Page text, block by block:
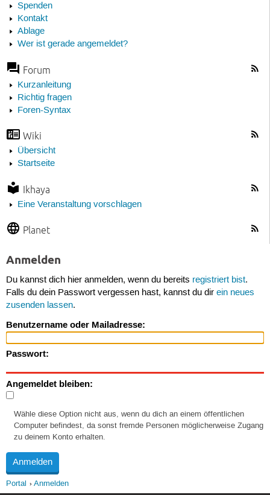
Spenden
Kontakt
Ablage
Wer ist gerade angemeldet?
Forum
Kurzanleitung
Richtig fragen
Foren-Syntax
Wiki
Übersicht
Startseite
Ikhaya
Eine Veranstaltung vorschlagen
Planet
Anmelden
Du kannst dich hier anmelden, wenn du bereits registriert bist.
Falls du dein Passwort vergessen hast, kannst du dir ein neues
zusenden lassen.
Benutzername oder Mailadresse:
Passwort:
Angemeldet bleiben:
Wähle diese Option nicht aus, wenn du dich an einem öffentlichen
Computer befindest, da sonst fremde Personen möglicherweise Zugang
zu deinem Konto erhalten.
Portal Anmelden